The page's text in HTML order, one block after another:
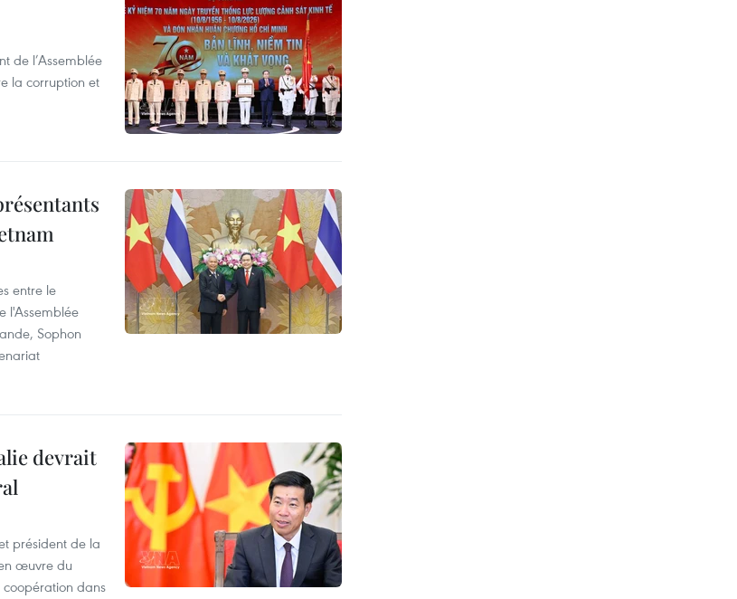
de l’Assemblée
la corruption et
entre le
l'Assemblée
Sophon
devrait
président de la
œuvre du
dans